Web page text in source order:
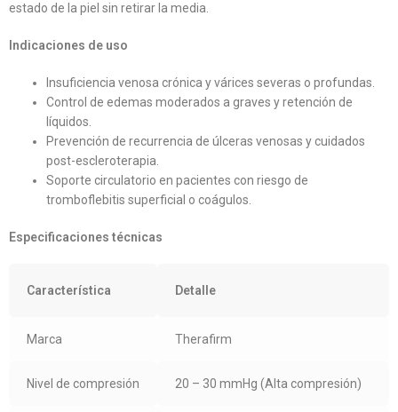
estado de la piel sin retirar la media.
Indicaciones de uso
Insuficiencia venosa crónica y várices severas o profundas.
Control de edemas moderados a graves y retención de
líquidos.
Prevención de recurrencia de úlceras venosas y cuidados
post-escleroterapia.
Soporte circulatorio en pacientes con riesgo de
tromboflebitis superficial o coágulos.
Especificaciones técnicas
Característica Detalle
Marca Therafirm
Nivel de compresión 20 – 30 mmHg (Alta compresión)